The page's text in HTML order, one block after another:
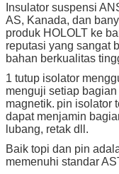
Insulator suspensi
AS, Kanada, dan
produk HOLOLT ke
reputasi yang sangat
bahan berkualitas
1 tutup isolator
menguji setiap
magnetik. pin isolator
dapat menjamin
lubang, retak dll.
Baik topi dan pin
memenuhi standar